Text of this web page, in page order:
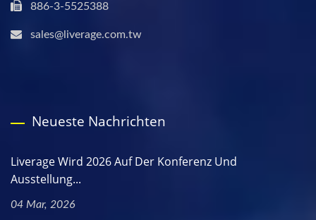
886-3-5525388
sales@liverage.com.tw
Neueste Nachrichten
Liverage Wird 2026 Auf Der Konferenz Und
Ausstellung...
04 Mar, 2026